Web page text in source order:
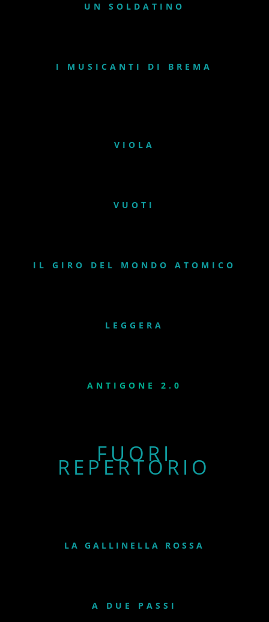
UN SOLDATINO
I MUSICANTI DI BREMA
VIOLA
VUOTI
IL GIRO DEL MONDO ATOMICO
LEGGERA
ANTIGONE 2.0
FUORI
REPERTORIO
LA GALLINELLA ROSSA
A DUE PASSI